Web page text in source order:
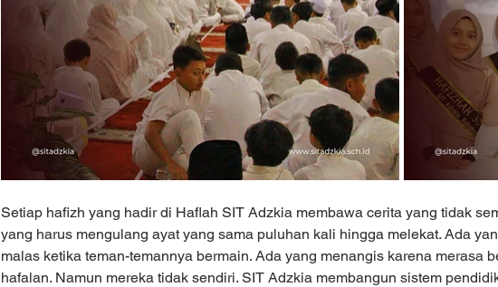
Setiap hafizh yang hadir di Haflah SIT Adzkia membawa cerita yang tidak
yang harus mengulang ayat yang sama puluhan kali hingga melekat. Ada
malas ketika teman-temannya bermain. Ada yang menangis karena merasa
hafalan. Namun mereka tidak sendiri. SIT Adzkia membangun sistem